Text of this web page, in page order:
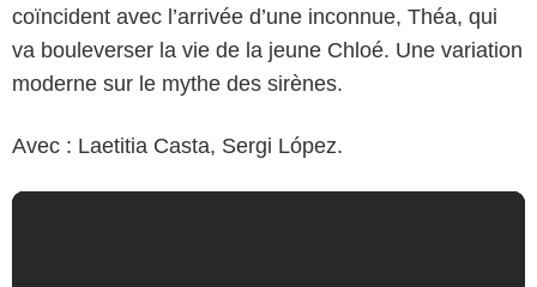
coïncident avec l’arrivée d’une inconnue, Théa, qui
va bouleverser la vie de la jeune Chloé. Une variation
moderne sur le mythe des sirènes.
Avec : Laetitia Casta, Sergi López.